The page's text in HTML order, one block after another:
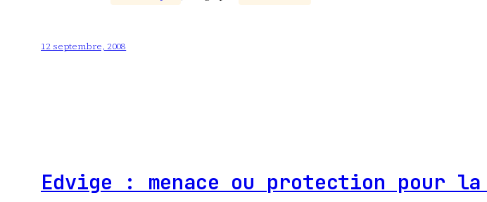
12 septembre, 2008
Edvige : menace ou protection pour